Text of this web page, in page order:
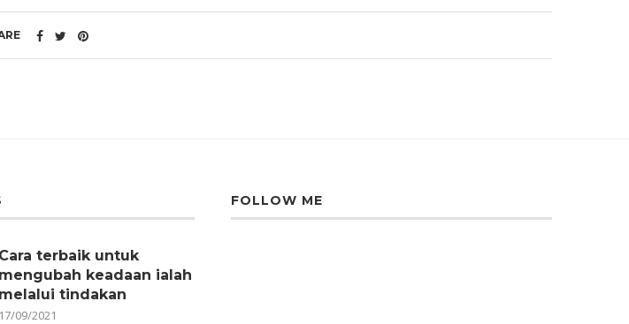
Cara terbaik untuk
mengubah keadaan ialah
melalui tindakan
17/09/2021
FOLLOW ME